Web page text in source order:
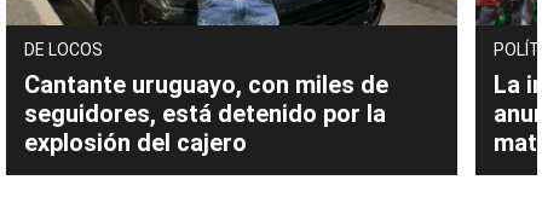
DE LOCOS
Cantante uruguayo, con miles de
seguidores, está detenido por la
explosión del cajero
La